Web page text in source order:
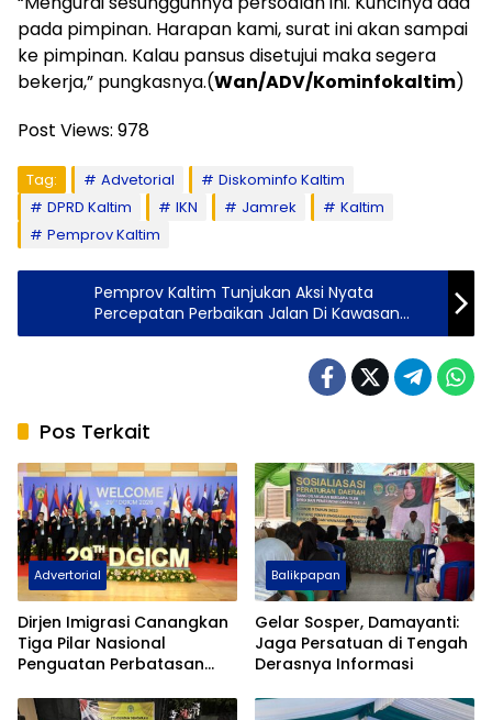
pada pimpinan. Harapan kami, surat ini akan sampai
ke pimpinan. Kalau pansus disetujui maka segera
bekerja,” pungkasnya.(Wan/ADV/Kominfokaltim)
Post Views: 978
Tag: Advetorial
Diskominfo Kaltim
DPRD Kaltim
IKN Jamrek
Kaltim
Pemprov Kaltim
Pemprov Kaltim Tunjukan Aksi Nyata
Percepatan Perbaikan Jalan Di Kawasan
Sungai Kunjang
Pos Terkait
Advertorial
Dirjen Imigrasi Canangkan
Tiga Pilar Nasional
Penguatan Perbatasan
DGICM 2026
Balikpapan
Gelar Sosper, Damayanti:
Jaga Persatuan di Tengah
Derasnya Informasi